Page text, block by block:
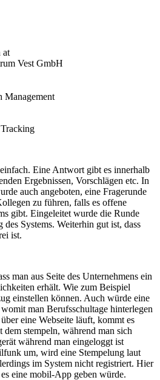
at
Vest GmbH
Management
Eine Antwort gibt es innerhalb
Ergebnissen, Vorschlägen etc. In
auch angeboten, eine Fragerunde
zu führen, falls es offene
gibt. Eingeleitet wurde die Runde
des Systems. Weiterhin gut ist, dass
ist.
man aus Seite des Unternehmens ein
erhält. Wie zum Beispiel
einstellen können. Auch würde eine
man Berufsschultage hinterlegen
über eine Webseite läuft, kommt es
dem stempeln, während man sich
während man eingeloggt ist
um, wird eine Stempelung laut
im System nicht registriert. Hier
eine mobil-App geben würde.